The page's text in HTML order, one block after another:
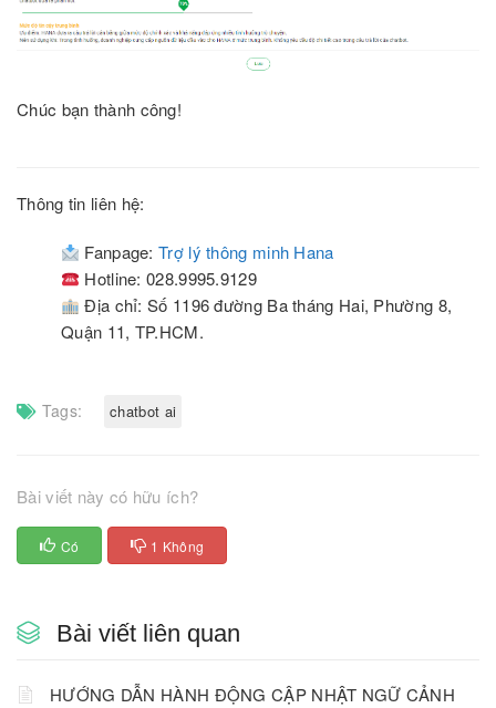
Chúc bạn thành công!
Thông tin liên hệ:
Fanpage:Trợ lý thông minh Hana
Hotline: 028.9995.9129
Địa chỉ: Số 1196 đường Ba tháng Hai, Phường 8,
Quận 11, TP.HCM.
Tags: chatbot ai
Bài viết này có hữu ích?
Có 1 Không
Bài viết liên quan
HƯỚNG DẪN HÀNH ĐỘNG CẬP NHẬT NGỮ CẢNH